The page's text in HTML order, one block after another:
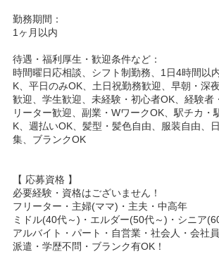
勤務期間：
1ヶ月以内
待遇・福利厚生・歓迎条件など：
時間曜日応相談、シフト制勤務、1日4時間以
K、平日のみOK、土日祝勤務歓迎、早朝・深
歓迎、学生歓迎、未経験・初心者OK、経験者
リーター歓迎、副業・WワークOK、駅チカ・
K、週払いOK、髪型・髪色自由、服装自由、
集、ブランクOK
【 応募資格 】
必要経験・資格はございません！
フリーター・主婦(ママ)・主夫・中高年
ミドル(40代～)・エルダー(50代～)・シニア
アルバイト・パート・自営業・社会人・会社
派遣・学歴不問・ブランク有OK！